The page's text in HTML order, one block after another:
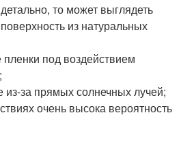
то может выглядеть
из натуральных
под воздействием
за прямых солнечных лучей;
очень высока вероятность